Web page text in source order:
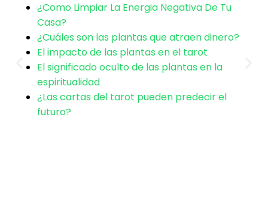
Tras una limpieza cerca de Vacaville, es común
sentir ligereza y claridad mental. Te
proporcionamos indicaciones para mantener
esa energía positiva, que pueden incluir el uso
de incienso de mirra o baños de florecimiento
en casa.
¿Como Limpiar La Energia Negativa De Tu
Casa?
¿Cuáles son las plantas que atraen dinero?
El impacto de las plantas en el tarot
El significado oculto de las plantas en la
espiritualidad
¿Las cartas del tarot pueden predecir el
futuro?